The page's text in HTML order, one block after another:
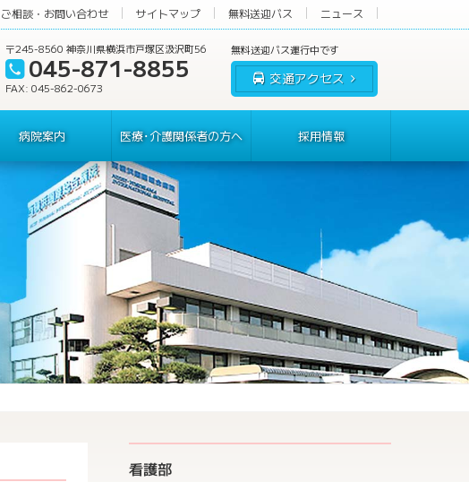
ご相談・お問い合わせ サイトマップ 無料送迎バス ニュース
〒245-8560 神奈川県横浜市戸塚区汲沢町56
045-871-8855
FAX: 045-862-0673
交通アクセス
病院案内 医療･介護関係者の方へ 採用情報
看護部